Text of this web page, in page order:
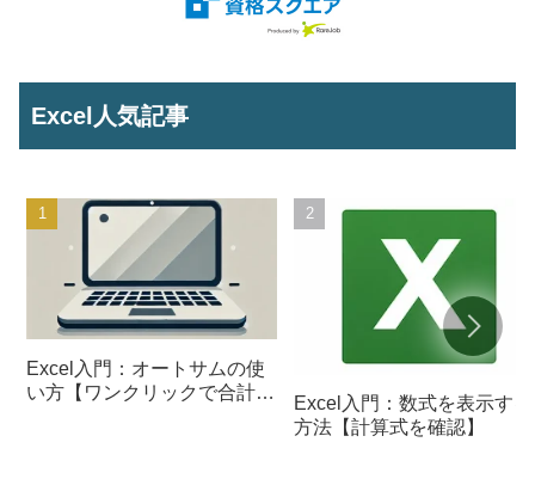
Excel人気記事
Excel入門：オートサムの使
い方【ワンクリックで合計を
Excel入門：数式を表示する
方法【計算式を確認】